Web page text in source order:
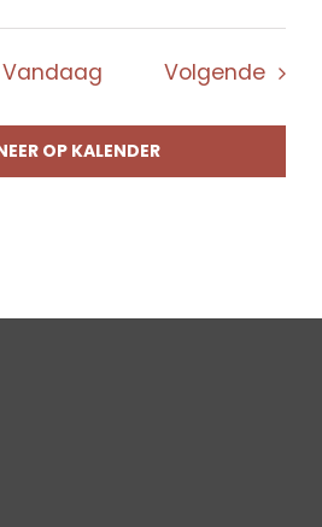
Vandaag Volgende
OP KALENDER